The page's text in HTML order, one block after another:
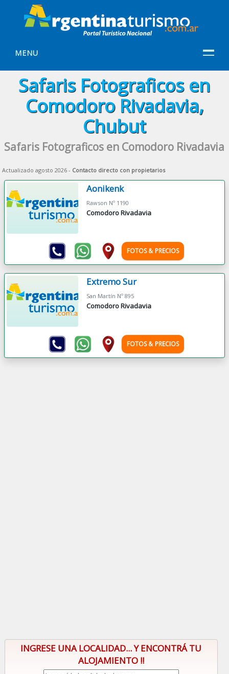
MENU
Safaris Fotograficos en
Comodoro Rivadavia,
Chubut
Safaris Fotograficos en Comodoro Rivadavia
Actualizado agosto 2026 - Contacto directo con propietarios
Aonikenk
Rawson Nº 1190
Comodoro Rivadavia
FOTOS & PRECIOS
Extremo Sur
San Martín Nº 895
Comodoro Rivadavia
FOTOS & PRECIOS
INGRESE UNA LOCALIDAD... Y ENCONTRÁ TU
ALOJAMIENTO !!